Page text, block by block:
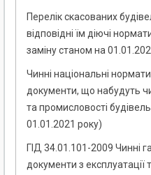
Перелік скасованих
відповідні їм діючі
заміну станом на
Чинні національні
документи, що набудуть
та промисловості
01.01.2021 року)
ГІД 34.01.101-2009 Чинні
документи з експлуатації